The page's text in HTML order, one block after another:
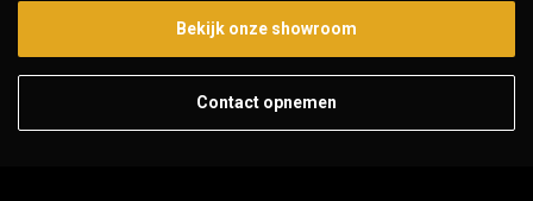
Bekijk onze showroom
Contact opnemen